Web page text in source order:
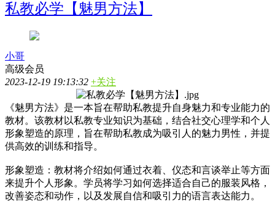
私教必学【魅男方法】
小哥
高级会员
2023-12-19 19:13:32 +关注
《魅男方法》是一本旨在帮助私教提升自身魅力和专业能力的
教材。该教材以私教专业知识为基础，结合社交心理学和个人
形象塑造的原理，旨在帮助私教成为吸引人的魅力男性，并提
供高效的训练和指导。
形象塑造：教材将介绍如何通过衣着、仪态和言谈举止等方面
来提升个人形象。学员将学习如何选择适合自己的服装风格，
改善姿态和动作，以及发展自信和吸引力的语言表达能力。